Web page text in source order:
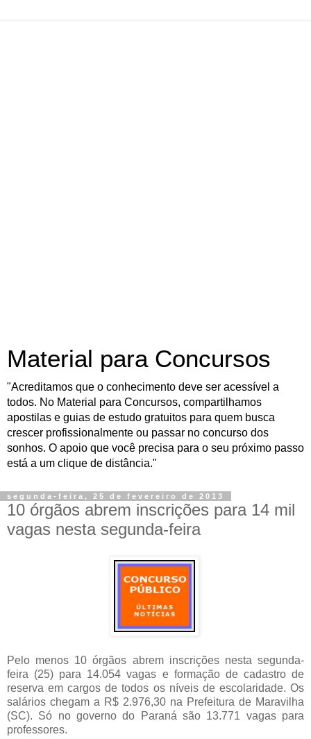
Material para Concursos
"Acreditamos que o conhecimento deve ser acessível a
todos. No Material para Concursos, compartilhamos
apostilas e guias de estudo gratuitos para quem busca
crescer profissionalmente ou passar no concurso dos
sonhos. O apoio que você precisa para o seu próximo passo
está a um clique de distância."
segunda-feira, 25 de fevereiro de 2013
10 órgãos abrem inscrições para 14 mil
vagas nesta segunda-feira
Pelo menos 10 órgãos abrem inscrições nesta segunda-
feira (25) para 14.054 vagas e formação de cadastro de
reserva em cargos de todos os níveis de escolaridade. Os
salários chegam a R$ 2.976,30 na Prefeitura de Maravilha
(SC). Só no governo do Paraná são 13.771 vagas para
professores.